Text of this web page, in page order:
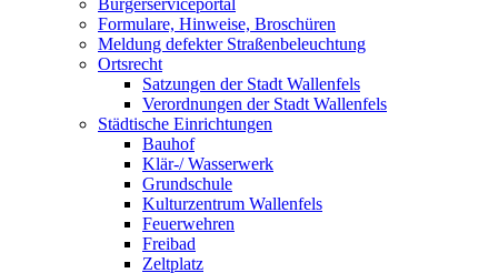
Bürgerserviceportal
Formulare, Hinweise, Broschüren
Meldung defekter Straßenbeleuchtung
Ortsrecht
Satzungen der Stadt Wallenfels
Verordnungen der Stadt Wallenfels
Städtische Einrichtungen
Bauhof
Klär-/ Wasserwerk
Grundschule
Kulturzentrum Wallenfels
Feuerwehren
Freibad
Zeltplatz